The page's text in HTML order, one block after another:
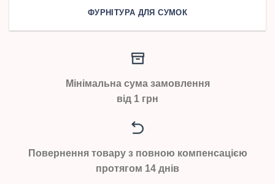
ФУРНІТУРА ДЛЯ СУМОК
Мінімальна сума замовлення
від 1 грн
Повернення товару з повною компенсацією
протягом 14 днів